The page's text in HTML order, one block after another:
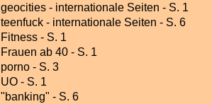
geocities - internationale Seiten - S. 1
teenfuck - internationale Seiten - S. 6
Fitness - S. 1
Frauen ab 40 - S. 1
porno - S. 3
UO - S. 1
"banking" - S. 6